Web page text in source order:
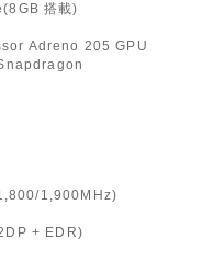
搭載)
Adreno 205 GPU
1,900MHz)
+ EDR)